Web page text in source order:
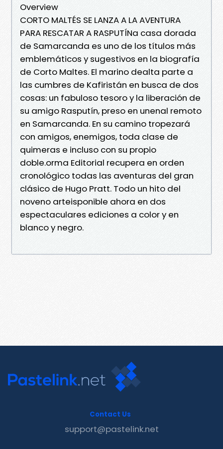
Overview
CORTO MALTÉS SE LANZA A LA AVENTURA
PARA RESCATAR A RASPUTÍNa casa dorada
de Samarcanda es uno de los títulos más
emblemáticos y sugestivos en la biografía
de Corto Maltes. El marino dealta parte a
las cumbres de Kafiristán en busca de dos
cosas: un fabuloso tesoro y la liberación de
su amigo Rasputín, preso en unenal remoto
en Samarcanda. En su camino tropezará
con amigos, enemigos, toda clase de
quimeras e incluso con su propio
doble.orma Editorial recupera en orden
cronológico todas las aventuras del gran
clásico de Hugo Pratt. Todo un hito del
noveno arteisponible ahora en dos
espectaculares ediciones a color y en
blanco y negro.
Contact Us
support@pastelink.net